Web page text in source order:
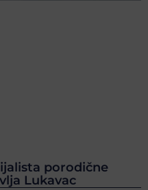
porodične
Lukavac